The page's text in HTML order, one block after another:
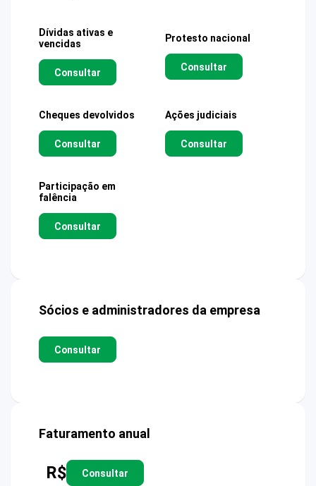
Dívidas ativas e
vencidas
Consultar
Protesto nacional
Consultar
Cheques devolvidos
Consultar
Ações judiciais
Consultar
Participação em
falência
Consultar
Sócios e administradores da empresa
Consultar
Faturamento anual
R$ Consultar